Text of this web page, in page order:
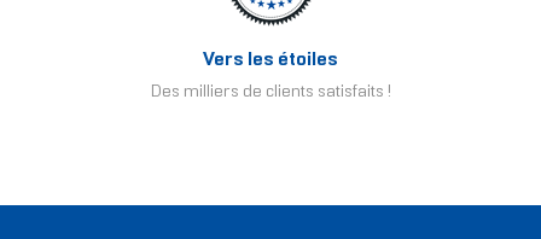
Vers les étoiles
Des milliers de clients satisfaits !